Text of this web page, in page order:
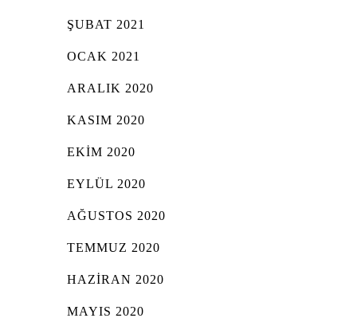
ŞUBAT 2021
OCAK 2021
ARALIK 2020
KASIM 2020
EKIM 2020
EYLÜL 2020
AĞUSTOS 2020
TEMMUZ 2020
HAZIRAN 2020
MAYIS 2020